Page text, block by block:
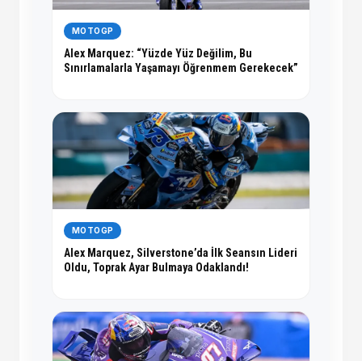
MOTOGP
Alex Marquez: “Yüzde Yüz Değilim, Bu
Sınırlamalarla Yaşamayı Öğrenmem Gerekecek”
MOTOGP
Alex Marquez, Silverstone’da İlk Seansın Lideri
Oldu, Toprak Ayar Bulmaya Odaklandı!